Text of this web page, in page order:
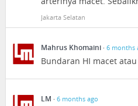
Jakarta Selatan
Mahrus Khomaini · 6 months
Bundaran HI macet
LM · 6 months ago